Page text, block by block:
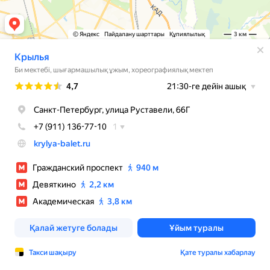
© Яндекс Пайдалану шарттары Құпиялылық 3 км
Крылья
Би мектебі, шығармашылық ұжым, хореографиялық мектеп
Рейтинг
4,7 21:30-ге дейін ашық
Санкт-Петербург, улица Руставели, 66Г
+7 (911) 136-77-10
1
krylya-balet.ru
Гражданский проспект
940 м
Девяткино
2,2 км
Академическая
3,8 км
Қалай жетуге болады Ұйым туралы
Такси шақыру Қате туралы хабарлау